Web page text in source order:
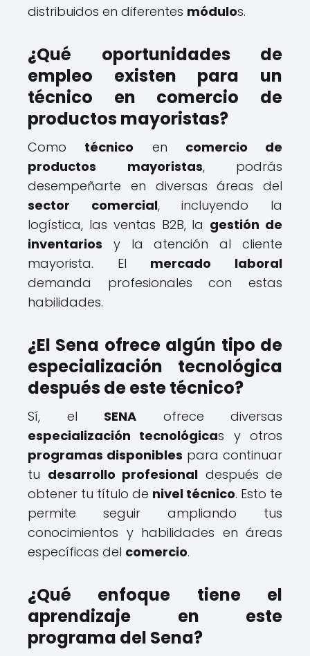
distribuidos en diferentes módulos.
¿Qué oportunidades de
empleo existen para un
técnico en comercio de
productos mayoristas?
Como técnico en comercio de
productos mayoristas, podrás
desempeñarte en diversas áreas del
sector comercial, incluyendo la
logística, las ventas B2B, la gestión de
inventarios y la atención al cliente
mayorista. El mercado laboral
demanda profesionales con estas
habilidades.
¿El Sena ofrece algún tipo de
especialización tecnológica
después de este técnico?
Sí, el SENA ofrece diversas
especialización tecnológicas y otros
programas disponibles para continuar
tu desarrollo profesional después de
obtener tu título de nivel técnico. Esto te
permite seguir ampliando tus
conocimientos y habilidades en áreas
específicas del comercio.
¿Qué enfoque tiene el
aprendizaje en este
programa del Sena?